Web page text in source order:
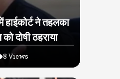
हाईकोर्ट ने तहलका
दोषी ठहराया
8 Views